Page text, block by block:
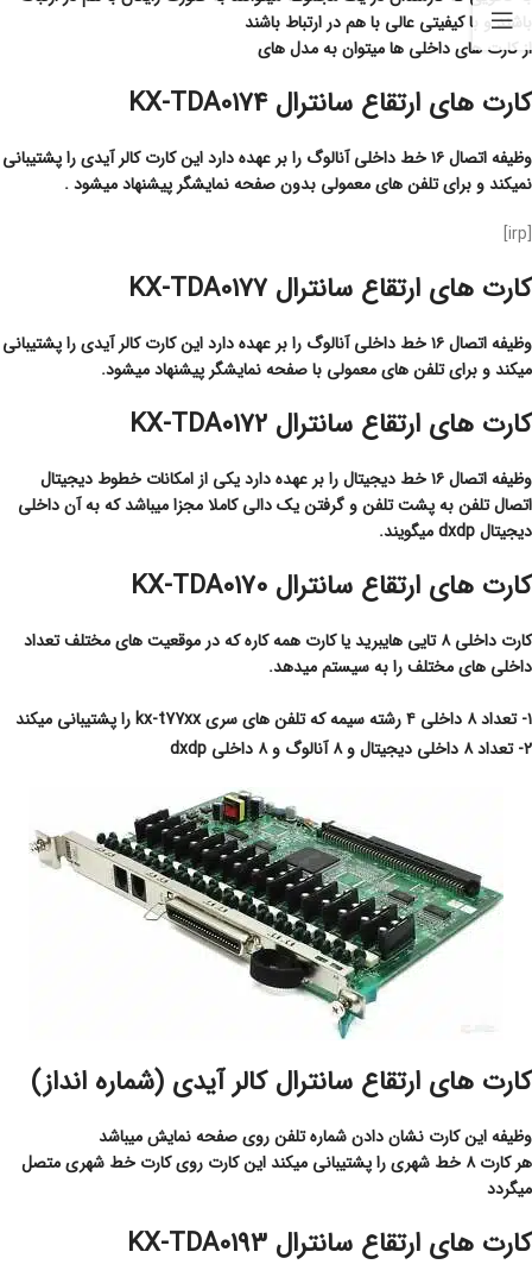
باشند و با کیفیتی عالی با هم در ارتباط باشند
از کارت های داخلی ها میتوان به مدل های
کارت های ارتقاع سانترال KX-TDA0174
وظیفه اتصال ۱۶ خط داخلی آنالوگ را بر عهده دارد این کارت کالر آیدی را پشتیبانی
نمیکند و برای تلفن های معمولی بدون صفحه نمایشگر پیشنهاد میشود .
[irp]
کارت های ارتقاع سانترال KX-TDA0177
وظیفه اتصال ۱۶ خط داخلی آنالوگ را بر عهده دارد این کارت کالر آیدی را پشتیبانی
میکند و برای تلفن های معمولی با صفحه نمایشگر پیشنهاد میشود.
کارت های ارتقاع سانترال KX-TDA0172
وظیفه اتصال ۱۶ خط دیجیتال را بر عهده دارد یکی از امکانات خطوط دیجیتال
اتصال تلفن به پشت تلفن و گرفتن یک دالی کاملا مجزا میباشد که به آن داخلی
دیجیتال dxdp میگویند.
کارت های ارتقاع سانترال KX-TDA0170
کارت داخلی ۸ تایی هایبرید یا کارت همه کاره که در موقعیت های مختلف تعداد
داخلی های مختلف را به سیستم میدهد.
۱- تعداد ۸ داخلی ۴ رشته سیمه که تلفن های سری kx-t77xx را پشتیبانی میکند
۲- تعداد ۸ داخلی دیجیتال و ۸ آنالوگ و ۸ داخلی dxdp
کارت های ارتقاع سانترال کالر آیدی (شماره انداز)
وظیفه این کارت نشان دادن شماره تلفن روی صفحه نمایش میباشد
هر کارت ۸ خط شهری را پشتیبانی میکند این کارت روی کارت خط شهری متصل
میگردد
کارت های ارتقاع سانترال KX-TDA0193